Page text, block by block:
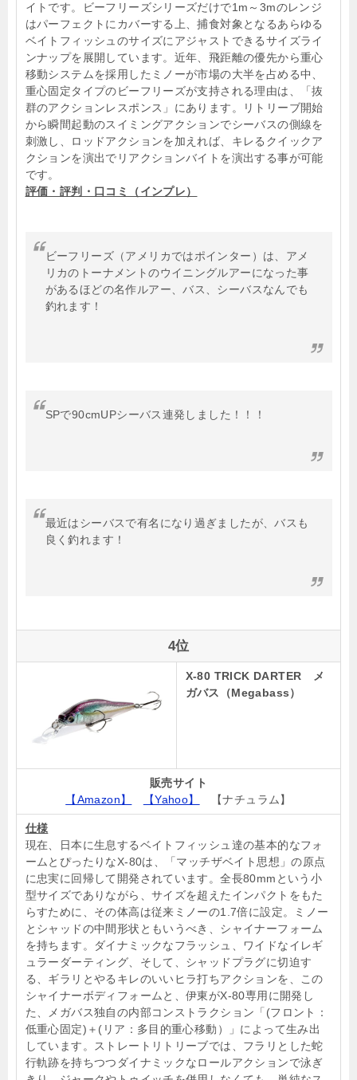
イトです。ビーフリーズシリーズだけで1m～3mのレンジ
はパーフェクトにカバーする上、捕食対象となるあらゆる
ベイトフィッシュのサイズにアジャストできるサイズライ
ンナップを展開しています。近年、飛距離の優先から重心
移動システムを採用したミノーが市場の大半を占める中、
重心固定タイプのビーフリーズが支持される理由は、「抜
群のアクションレスポンス」にあります。リトリーブ開始
から瞬間起動のスイミングアクションでシーバスの側線を
刺激し、ロッドアクションを加えれば、キレるクイックア
クションを演出でリアクションバイトを演出する事が可能
です。
評価・評判・口コミ（インプレ）
ビーフリーズ（アメリカではポインター）は、アメ
リカのトーナメントのウイニングルアーになった事
があるほどの名作ルアー、バス、シーバスなんでも
釣れます！
SPで90cmUPシーバス連発しました！！！
最近はシーバスで有名になり過ぎましたが、バスも
良く釣れます！
4位
X-80 TRICK DARTER メ
ガバス（Megabass）
販売サイト
【Amazon】
【Yahoo】 【ナチュラム】
仕様
現在、日本に生息するベイトフィッシュ達の基本的なフォ
ームとぴったりなX-80は、「マッチザベイト思想」の原点
に忠実に回帰して開発されています。全長80mmという小
型サイズでありながら、サイズを超えたインパクトをもた
らすために、その体高は従来ミノーの1.7倍に設定。ミノー
とシャッドの中間形状ともいうべき、シャイナーフォーム
を持ちます。ダイナミックなフラッシュ、ワイドなイレギ
ュラーダーティング、そして、シャッドプラグに切迫す
る、ギラリとやるキレのいいヒラ打ちアクションを、この
シャイナーボディフォームと、伊東がX-80専用に開発し
た、メガバス独自の内部コンストラクション「(フロント：
低重心固定)＋(リア：多目的重心移動）」によって生み出
しています。ストレートリトリーブでは、フラリとした蛇
行軌跡を持ちつつダイナミックなロールアクションで泳ぎ